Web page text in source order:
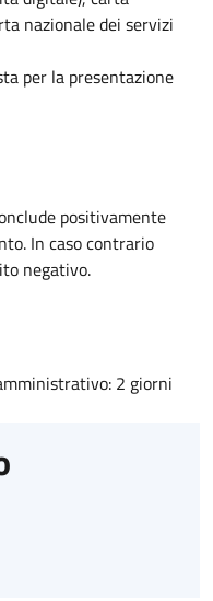
nazionale dei servizi
per la presentazione
positivamente
In caso contrario
negativo.
2 giorni